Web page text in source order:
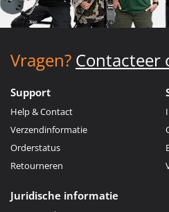
Vragen? Contacteer
Support
Help & Contact
Verzendinformatie
Orderstatus
Retourneren
Juridische informatie